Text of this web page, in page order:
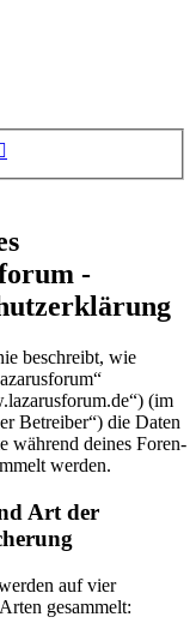
-
beschreibt, wie
(im
Betreiber“) die Daten
während deines Foren-
werden.
Art der
auf vier
gesammelt: